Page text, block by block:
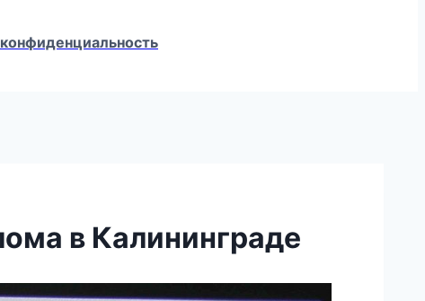
в Калининграде